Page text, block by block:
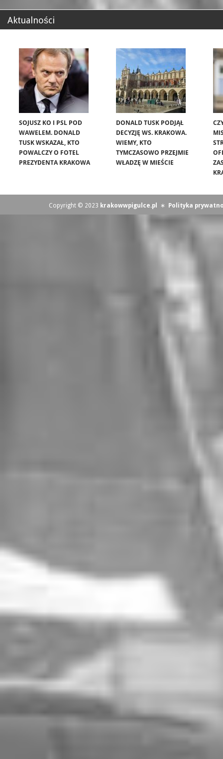
Aktualności
SOJUSZ KO I PSL POD
WAWELEM. DONALD
TUSK WSKAZAŁ, KTO
POWALCZY O FOTEL
PREZYDENTA KRAKOWA
DONALD TUSK PODJĄŁ
DECYZJĘ WS. KRAKOWA.
WIEMY, KTO
TYMCZASOWO PRZEJMIE
WŁADZĘ W MIEŚCIE
Copyright © 2023 krakowwpigulce.pl ∗ Polityka